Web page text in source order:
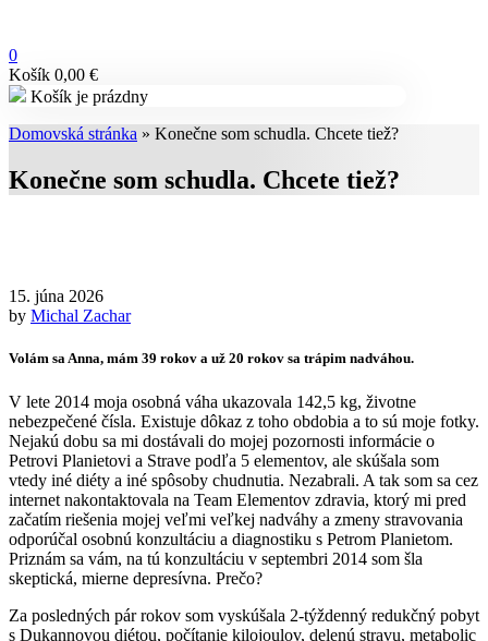
0
Košík 0,00 €
Košík je prázdny
Domovská stránka » Konečne som schudla. Chcete tiež?
Konečne som schudla. Chcete tiež?
15. júna 2026
by Michal Zachar
Volám sa Anna, mám 39 rokov a už 20 rokov sa trápim nadváhou.
V lete 2014 moja osobná váha ukazovala 142,5 kg, životne
nebezpečené čísla. Existuje dôkaz z toho obdobia a to sú moje fotky.
Nejakú dobu sa mi dostávali do mojej pozornosti informácie o
Petrovi Planietovi a Strave podľa 5 elementov, ale skúšala som
vtedy iné diéty a iné spôsoby chudnutia. Nezabrali. A tak som sa cez
internet nakontaktovala na Team Elementov zdravia, ktorý mi pred
začatím riešenia mojej veľmi veľkej nadváhy a zmeny stravovania
odporúčal osobnú konzultáciu a diagnostiku s Petrom Planietom.
Priznám sa vám, na tú konzultáciu v septembri 2014 som šla
skeptická, mierne depresívna. Prečo?
Za posledných pár rokov som vyskúšala 2-týždenný redukčný pobyt
s Dukannovou diétou, počítanie kilojoulov, delenú stravu, metabolic